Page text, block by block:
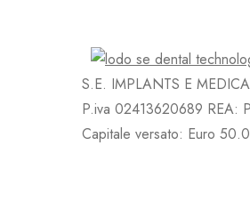
S.E. IMPLANTS E
P.iva 02413620689 REA:
Capitale versato: Euro